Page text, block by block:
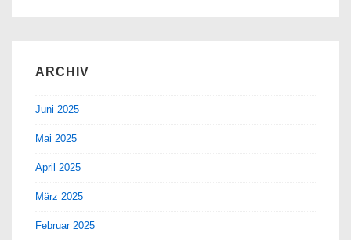
ARCHIV
Juni 2025
Mai 2025
April 2025
März 2025
Februar 2025